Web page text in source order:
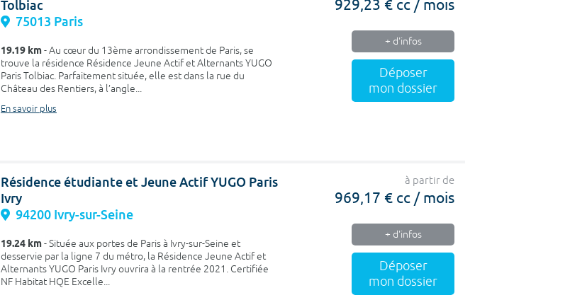
Tolbiac
75013 Paris
19.19 km- Au cœur du 13ème arrondissement de Paris, se
trouve la résidence Résidence Jeune Actif et Alternants YUGO
Paris Tolbiac. Parfaitement située, elle est dans la rue du
Château des Rentiers, à l’angle...
En savoir plus
+ d'infos
Déposer
mon dossier
Résidence étudiante et Jeune Actif YUGO Paris
Ivry
94200 Ivry-sur-Seine
19.24 km- Située aux portes de Paris à Ivry-sur-Seine et
desservie par la ligne 7 du métro, la Résidence Jeune Actif et
Alternants YUGO Paris Ivry ouvrira à la rentrée 2021. Certifiée
NF Habitat HQE Excelle...
à partir de
969,17 € cc / mois
+ d'infos
Déposer
mon dossier